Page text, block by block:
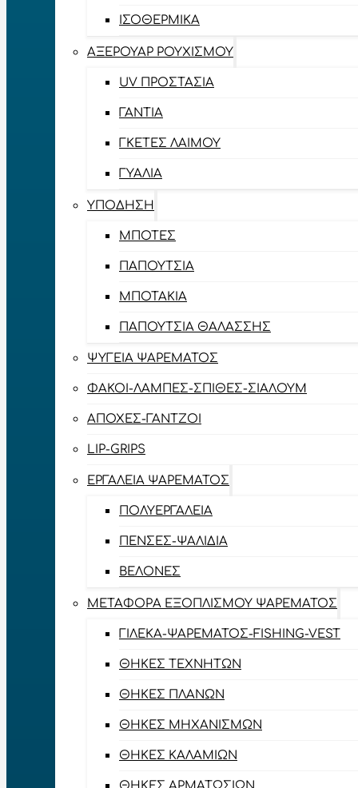
ΙΣΟΘΕΡΜΙΚΆ
ΑΞΕΡΟΥΆΡ ΡΟΥΧΙΣΜΟΎ
UV ΠΡΟΣΤΑΣΊΑ
ΓΆΝΤΙΑ
ΓΚΈΤΕΣ ΛΑΊΜΟΥ
ΓΥΑΛΙΆ
ΥΠΌΔΗΣΗ
ΜΠΌΤΕΣ
ΠΑΠΟΎΤΣΙΑ
ΜΠΟΤΆΚΙΑ
ΠΑΠΟΎΤΣΙΑ ΘΑΛΆΣΣΗΣ
ΨΥΓΕΊΑ ΨΑΡΈΜΑΤΟΣ
ΦΑΚΟΊ-ΛΆΜΠΕΣ-ΣΠΊΘΕΣ-ΣΊΑΛΟΥΜ
ΑΠΌΧΕΣ-ΓΆΝΤΖΟΙ
LIP-GRIPS
EΡΓΑΛΕΊΑ ΨΑΡΈΜΑΤΟΣ
ΠΟΛΥΕΡΓΑΛΕΊΑ
ΠΈΝΣΕΣ-ΨΑΛΊΔΙΑ
ΒΕΛΌΝΕΣ
ΜΕΤΑΦΟΡΆ ΕΞΟΠΛΙΣΜΟΎ ΨΑΡΈΜΑΤΟΣ
ΓΙΛΈΚΑ-ΨΑΡΈΜΑΤΟΣ-FISHING-VEST
ΘΉΚΕΣ ΤΕΧΝΗΤΏΝ
ΘΉΚΕΣ ΠΛΆΝΩΝ
ΘΉΚΕΣ ΜΗΧΑΝΙΣΜΏΝ
ΘΉΚΕΣ ΚΑΛΑΜΙΏΝ